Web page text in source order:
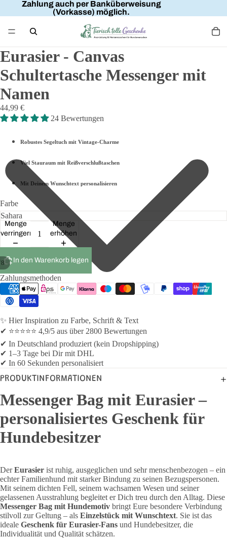
Zahlung auch per Banküberweisung
(Vorkasse) möglich.
8
Eurasier - Canvas
Schultertasche Messenger mit
Namen
44,99 €
24 Bewertungen
Robustes Segeltuch mit Vintage-Charme
Viel Stauraum mit Reißverschlußtaschen
Mit Deinem Wunschtext personalisieren
Farbe
Menge
verringern
Menge
erhöhen
In den Warenkorb legen
Zahlungsmethoden
✨ Hier Inspiration zu Farbe, Schrift & Text
✔ ⭐⭐⭐⭐⭐ 4,9/5 aus über 2800 Bewertungen
✔ In Deutschland produziert (kein Dropshipping)
✔ 1–3 Tage bei Dir mit DHL
✔ In 60 Sekunden personalisiert
PRODUKTINFORMATIONEN
Messenger Bag mit Eurasier –
personalisiertes Geschenk für
Hundebesitzer
DerEurasier ist ruhig, ausgeglichen und sehr menschenbezogen – ein
echter Familienhund mit starker Bindung zu seinen Bezugspersonen.
Mit seinem dichten Fell, seinem wachsamen Wesen und seiner
gelassenen Ausstrahlung begleitet er Dich treu durch den Alltag. Diese
Messenger Bag mit Hundemotiv bringt Eure besondere Verbindung
stilvoll zur Geltung – als Einzelstück mit Wunschtext. Sie ist das
ideale Geschenk für Eurasier-Fans und Hundebesitzer, die
Individualität und Qualität schätzen.